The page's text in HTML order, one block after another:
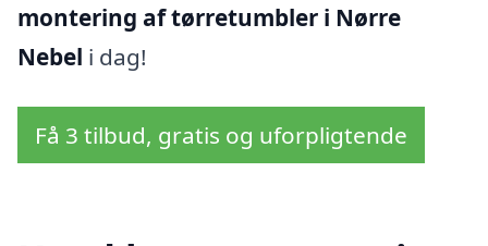
montering af tørretumbler i Nørre
Nebel i dag!
Få 3 tilbud, gratis og uforpligtende